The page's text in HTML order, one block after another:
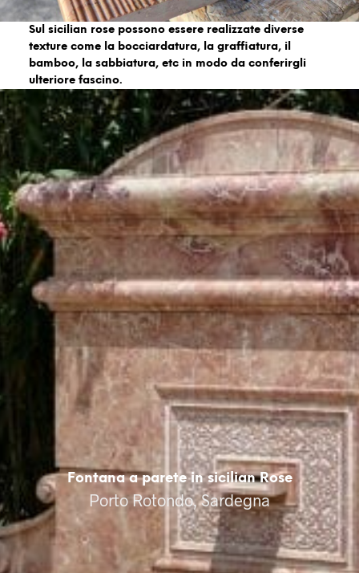
Sul sicilian rose possono essere realizzate diverse
texture come la bocciardatura, la graffiatura, il
bamboo, la sabbiatura, etc in modo da conferirgli
ulteriore fascino.
Fontana a parete in sicilian Rose
Porto Rotondo, Sardegna